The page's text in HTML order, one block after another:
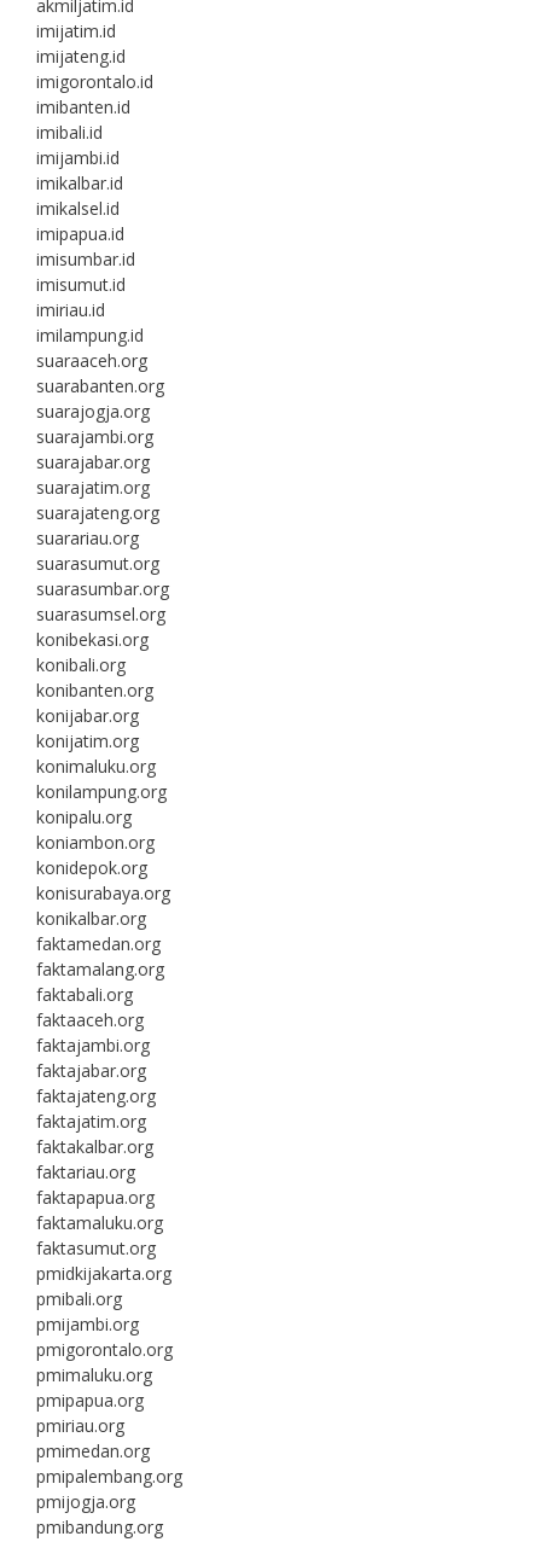
akmiljatim.id
imijatim.id
imijateng.id
imigorontalo.id
imibanten.id
imibali.id
imijambi.id
imikalbar.id
imikalsel.id
imipapua.id
imisumbar.id
imisumut.id
imiriau.id
imilampung.id
suaraaceh.org
suarabanten.org
suarajogja.org
suarajambi.org
suarajabar.org
suarajatim.org
suarajateng.org
suarariau.org
suarasumut.org
suarasumbar.org
suarasumsel.org
konibekasi.org
konibali.org
konibanten.org
konijabar.org
konijatim.org
konimaluku.org
konilampung.org
konipalu.org
koniambon.org
konidepok.org
konisurabaya.org
konikalbar.org
faktamedan.org
faktamalang.org
faktabali.org
faktaaceh.org
faktajambi.org
faktajabar.org
faktajateng.org
faktajatim.org
faktakalbar.org
faktariau.org
faktapapua.org
faktamaluku.org
faktasumut.org
pmidkijakarta.org
pmibali.org
pmijambi.org
pmigorontalo.org
pmimaluku.org
pmipapua.org
pmiriau.org
pmimedan.org
pmipalembang.org
pmijogja.org
pmibandung.org